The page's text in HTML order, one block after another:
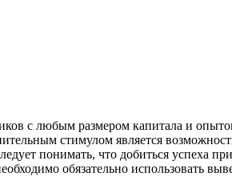
с любым размером капитала и
стимулом является
понимать, что добиться успеха
обязательно использовать